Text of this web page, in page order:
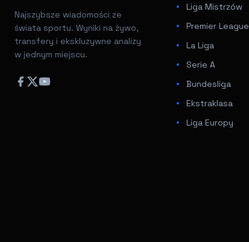
Najszybsze wiadomości ze
świata sportu. Wyniki na żywo,
transfery i ekskluzywne analizy
w jednym miejscu.
Liga Mistrzów
Premier League
La Liga
Serie A
Bundesliga
Ekstraklasa
Liga Europy